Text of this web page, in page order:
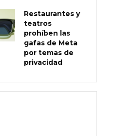
Restaurantes y
teatros
prohíben las
gafas de Meta
por temas de
privacidad